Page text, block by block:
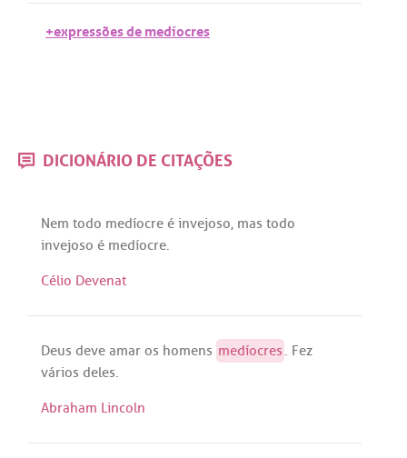
+expressões de medíocres
DICIONÁRIO DE CITAÇÕES
Nem todo medíocre é invejoso, mas todo
invejoso é medíocre.
Célio Devenat
Deus deve amar os homens medíocres . Fez
vários deles.
Abraham Lincoln